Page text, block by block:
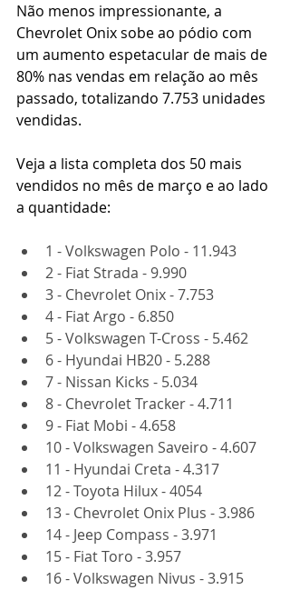
Não menos impressionante, a
Chevrolet Onix sobe ao pódio com
um aumento espetacular de mais de
80% nas vendas em relação ao mês
passado, totalizando 7.753 unidades
vendidas.
Veja a lista completa dos 50 mais
vendidos no mês de março e ao lado
a quantidade:
1 - Volkswagen Polo - 11.943
2 - Fiat Strada - 9.990
3 - Chevrolet Onix - 7.753
4 - Fiat Argo - 6.850
5 - Volkswagen T-Cross - 5.462
6 - Hyundai HB20 - 5.288
7 - Nissan Kicks - 5.034
8 - Chevrolet Tracker - 4.711
9 - Fiat Mobi - 4.658
10 - Volkswagen Saveiro - 4.607
11 - Hyundai Creta - 4.317
12 - Toyota Hilux - 4054
13 - Chevrolet Onix Plus - 3.986
14 - Jeep Compass - 3.971
15 - Fiat Toro - 3.957
16 - Volkswagen Nivus - 3.915